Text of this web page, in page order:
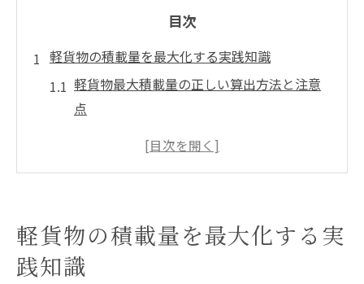
目次
軽貨物の積載量を最大化する実践知識
軽貨物最大積載量の正しい算出方法と注意
点
軽貨物運送で差がつく積載量活用テクニッ
軽貨物活用で収益性を伸ばす積載計画のコ
ツ
軽貨物の積載量を最大化する実
践知識